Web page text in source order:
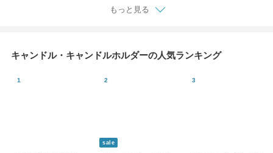
もっと見る
キャンドル・キャンドルホルダーの人気ランキング
sale